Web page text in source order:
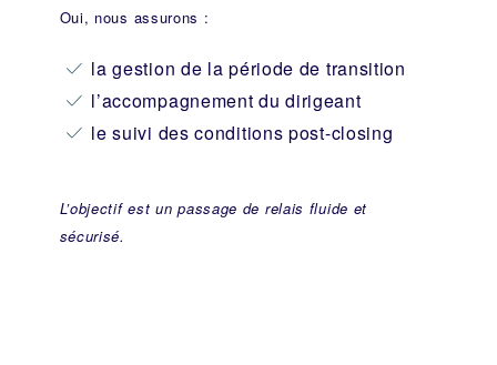
Oui, nous assurons :
la gestion de la période de transition
l’accompagnement du dirigeant
le suivi des conditions post-closing
L’objectif est un passage de relais fluide et
sécurisé.